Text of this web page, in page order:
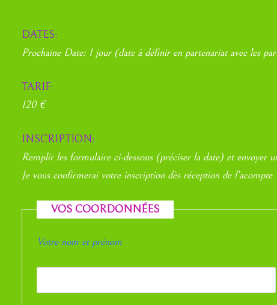
DATES:
Prochaine Date: 1 jour (date à définir en partenariat avec les
TARIF:
120 €
INSCRIPTION:
Remplir les formulaire ci-dessous (préciser la date) et envoyer
Je vous confirmerai votre inscription dès réception de l’acompte
VOS COORDONNÉES
Votre nom et prénom